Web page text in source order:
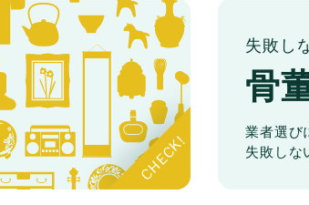
失敗し
骨
業者選び
失敗しな